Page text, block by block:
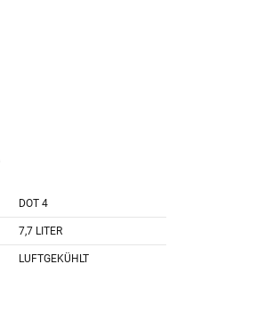
DOT 4
7,7 LITER
LUFTGEKÜHLT